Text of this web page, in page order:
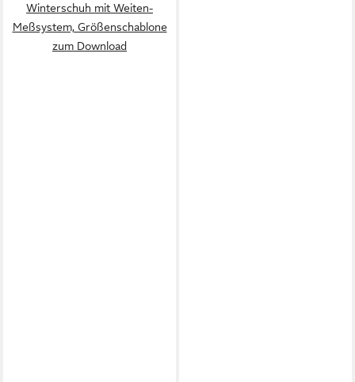
Winterschuh mit Weiten-
Meßsystem, Größenschablone
zum Download